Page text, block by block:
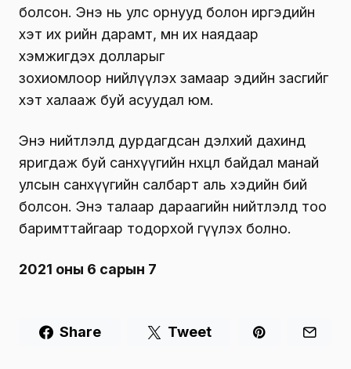
болсон. Энэ нь улс орнууд болон иргэдийн
хэт их өрийн дарамт, мөн их наядаар
хэмжигдэх долларыг
зохиомлоор нийлүүлэх замаар эдийн засгийг
хэт халааж буй асуудал юм.
Энэ нийтлэлд дурдагдсан дэлхий дахинд
яригдаж буй санхүүгийн нөхцөл байдал манай
улсын санхүүгийн салбарт аль хэдийн бий
болсон. Энэ талаар дараагийн нийтлэлд тоо
баримттайгаар тодорхой өгүүлэх болно.
2021 оны 6 сарын 7
Share Tweet